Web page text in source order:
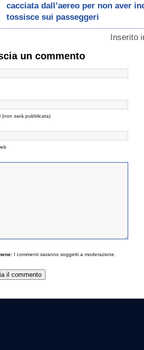
cacciata dall’aereo per non aver
tossisce sui passeggeri
Inserito
un commento
(non sarà pubblicata)
I commenti saranno soggetti a moderazione.